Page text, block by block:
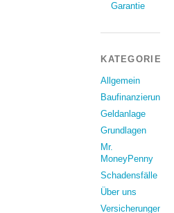
Garantie
KATEGORIEN
Allgemein
Baufinanzierung
Geldanlage
Grundlagen
Mr.
MoneyPenny
Schadensfälle
Über uns
Versicherungen